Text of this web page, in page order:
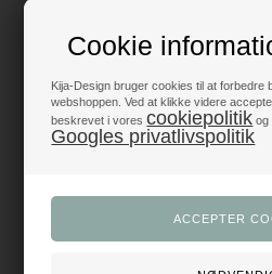
Cookie
Kija-Design bruger cookies til at forbedre
webshoppen. Ved at klikke videre
beskrevet i vorescookiepolitik og
Googles privatlivspolitik
Produkter i topklasse
- alt til fest og dekoration
Trustpilot 5/5 - Fremragende
Dansk webshop
- med hurtig levering